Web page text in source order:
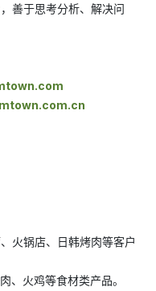
善于思考分析、解决问
.cn
火锅店、日韩烤肉等客户
、火鸡等食材类产品。